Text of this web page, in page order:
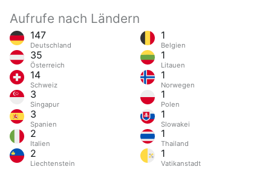
Aufrufe nach Ländern
147
Deutschland
35
Österreich
14
Schweiz
3
Singapur
3
Spanien
2
Italien
2
Liechtenstein
1
Belgien
1
Litauen
1
Norwegen
1
Polen
1
Slowakei
1
Thailand
1
Vatikanstadt